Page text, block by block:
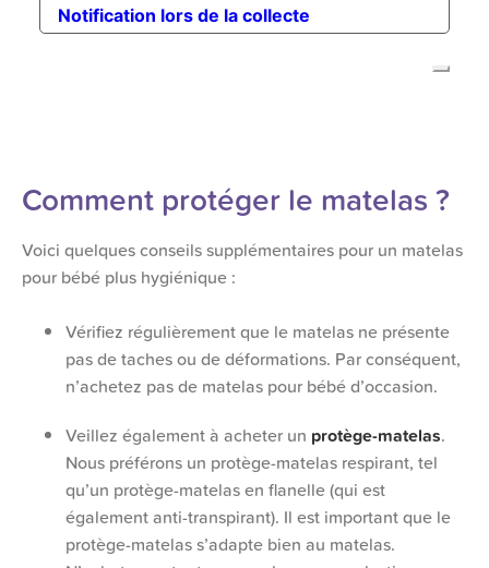
Comment protéger le matelas ?
Voici quelques conseils supplémentaires pour un matelas
pour bébé plus hygiénique :
Vérifiez régulièrement que le matelas ne présente
pas de taches ou de déformations. Par conséquent,
n’achetez pas de matelas pour bébé d’occasion.
Veillez également à acheter un protège-matelas.
Nous préférons un protège-matelas respirant, tel
qu’un protège-matelas en flanelle (qui est
également anti-transpirant). Il est important que le
protège-matelas s’adapte bien au matelas.